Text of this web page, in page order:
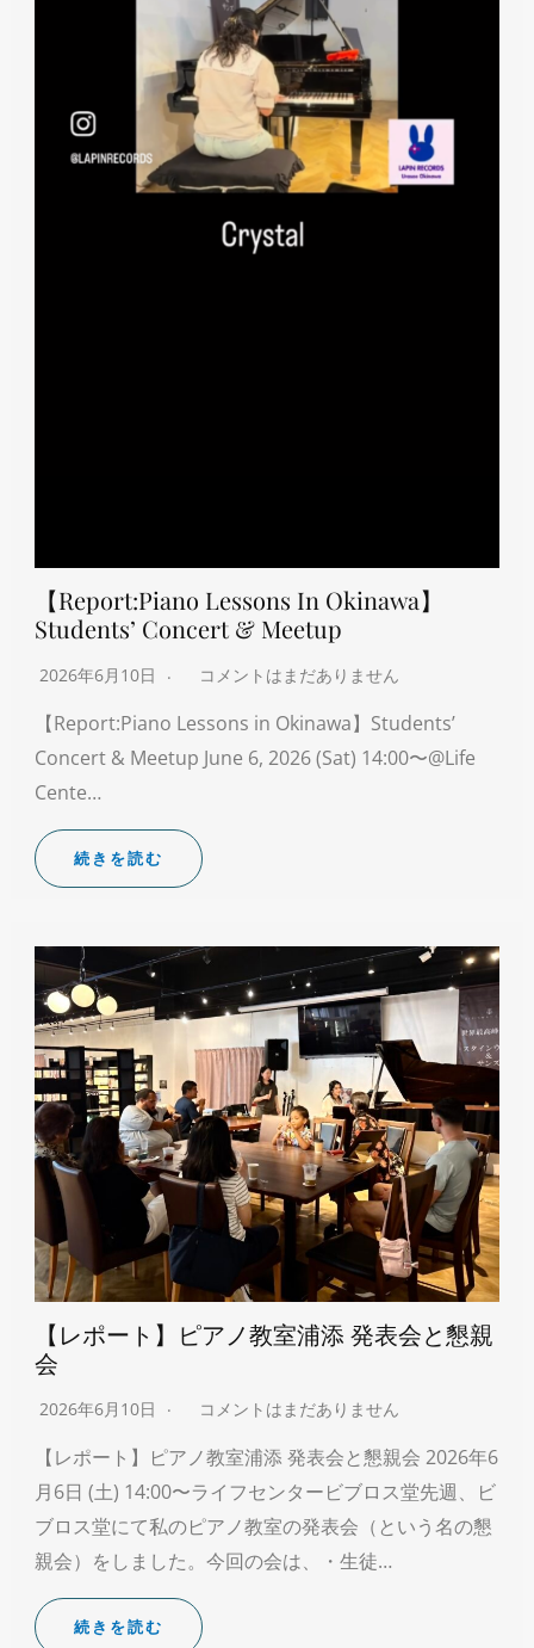
【Report:Piano Lessons In Okinawa】
Students’ Concert & Meetup
2026年6月10日 コメントはまだありません
【Report:Piano Lessons in Okinawa】Students’
Concert & Meetup June 6, 2026 (Sat) 14:00〜@Life
Cente…
続きを読む
【レポート】ピアノ教室浦添 発表会と懇親
会
2026年6月10日 コメントはまだありません
【レポート】ピアノ教室浦添 発表会と懇親会 2026年6
月6日 (土) 14:00〜ライフセンタービブロス堂先週、ビ
ブロス堂にて私のピアノ教室の発表会（という名の懇
親会）をしました。今回の会は、・生徒…
続きを読む